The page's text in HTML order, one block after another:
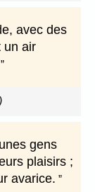
avec des
un air
gens
plaisirs ;
avarice.